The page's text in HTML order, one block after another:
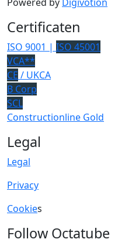
Certificaten
ISO 9001 | ISO 45001
VCA**
CE / UKCA
B Corp
SCL
Constructionline Gold
Legal
Legal
Privacy
Cookies
Follow Octatube